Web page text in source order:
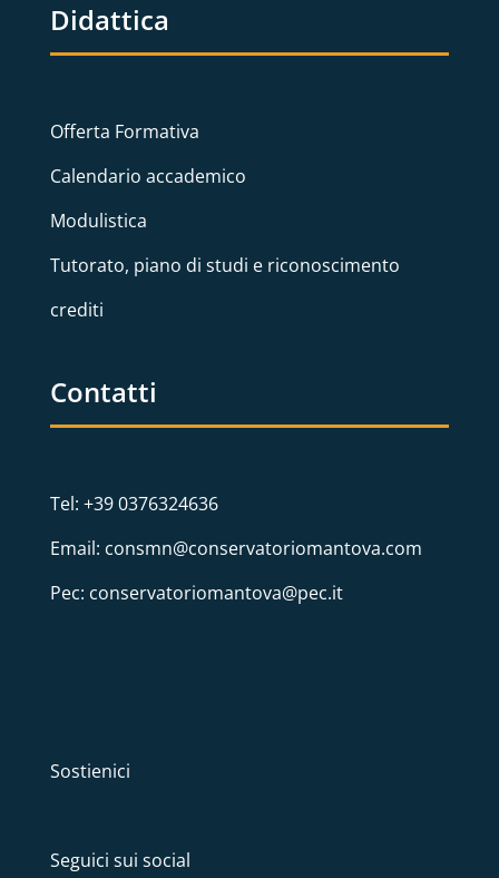
Didattica
Offerta Formativa
Calendario accademico
Modulistica
Tutorato, piano di studi e riconoscimento
crediti
Contatti
Tel: +39 0376324636
Email: consmn@conservatoriomantova.com
Pec: conservatoriomantova@pec.it
Sostienici
Seguici sui social